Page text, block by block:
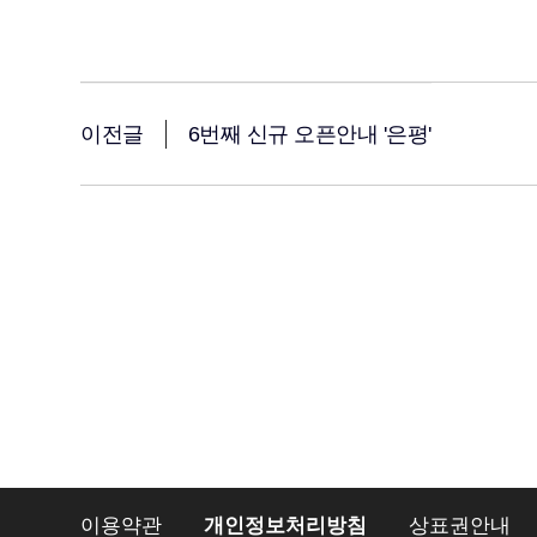
이전글 6번째 신규 오픈안내 '은평'
이용약관 개인정보처리방침 상표권안내